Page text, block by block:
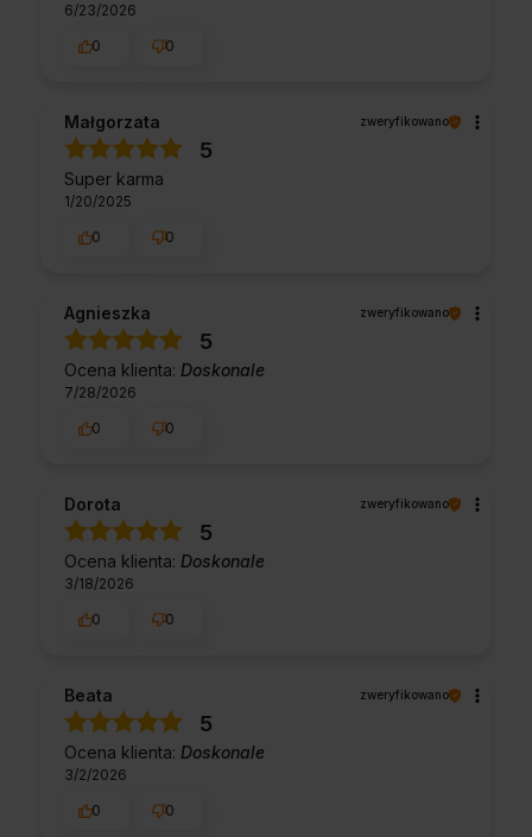
6/23/2026
0
0
Małgorzata zweryfikowano
5
Super karma
1/20/2025
0
0
Agnieszka zweryfikowano
5
Ocena klienta: Doskonale
7/28/2026
0
0
Dorota zweryfikowano
5
Ocena klienta: Doskonale
3/18/2026
0
0
Beata zweryfikowano
5
Ocena klienta: Doskonale
3/2/2026
0
0